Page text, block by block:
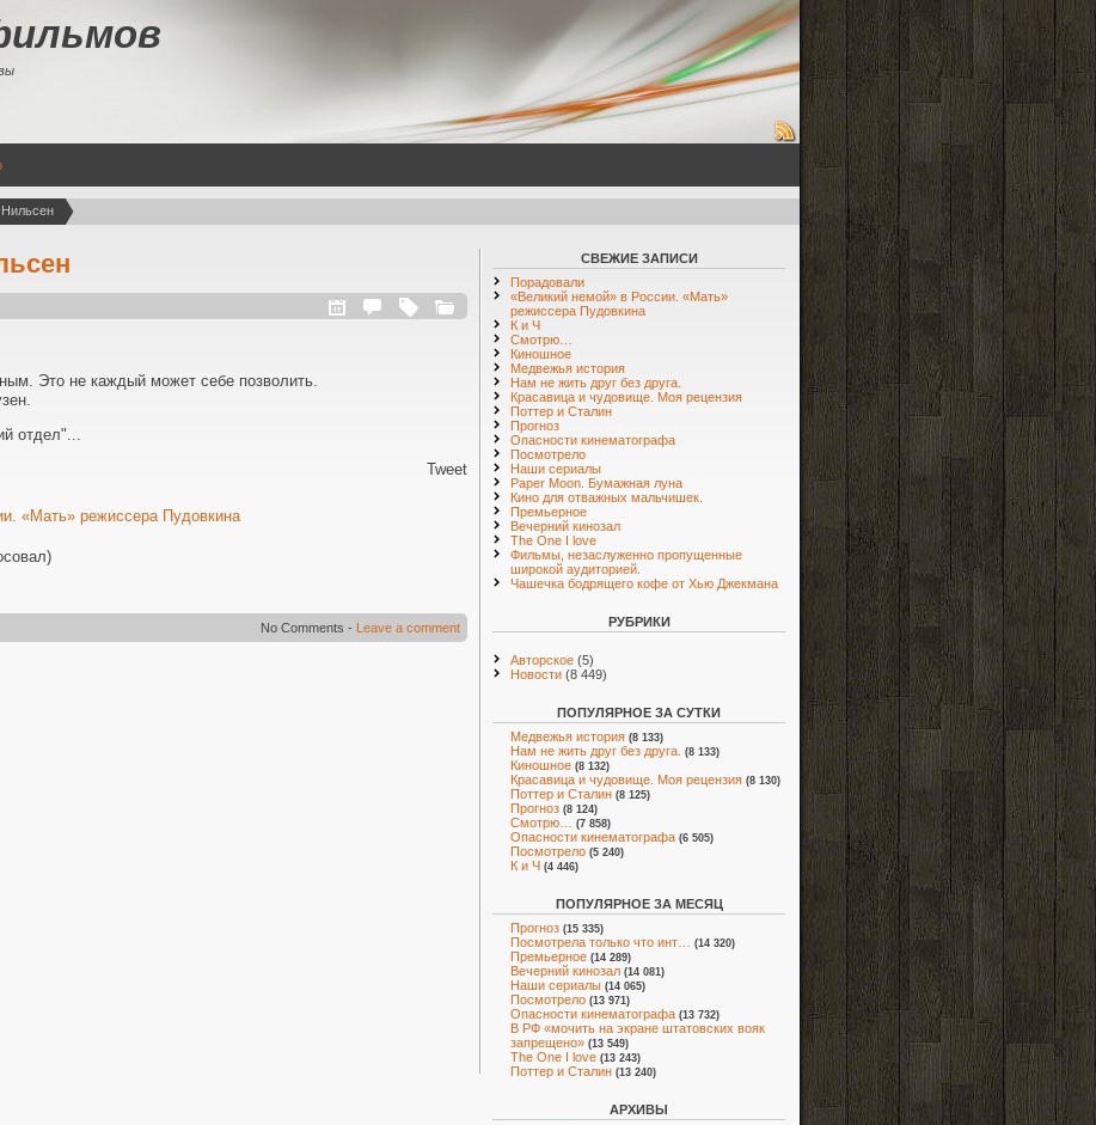
Это не каждый может себе позволить.
отдел"...
Tweet
«Мать» режиссера Пудовкина
No Comments - Leave a comment
СВЕЖИЕ ЗАПИСИ
Порадовали
«Великий немой» в России. «Мать»
режиссера Пудовкина
К и Ч
Смотрю…
Киношное
Медвежья история
Нам не жить друг без друга.
Красавица и чудовище. Моя рецензия
Поттер и Сталин
Прогноз
Опасности кинематографа
Посмотрело
Наши сериалы
Paper Moon. Бумажная луна
Кино для отважных мальчишек.
Премьерное
Вечерний кинозал
The One I love
Фильмы, незаслуженно пропущенные
широкой аудиторией.
Чашечка бодрящего кофе от Хью Джекмана
РУБРИКИ
Авторское (5)
Новости (8 449)
ПОПУЛЯРНОЕ ЗА СУТКИ
Медвежья история (8 133)
Нам не жить друг без друга. (8 133)
Киношное (8 132)
Красавица и чудовище. Моя рецензия (8 130)
Поттер и Сталин (8 125)
Прогноз (8 124)
Смотрю… (7 858)
Опасности кинематографа (6 505)
Посмотрело (5 240)
К и Ч (4 446)
ПОПУЛЯРНОЕ ЗА МЕСЯЦ
Прогноз (15 335)
Посмотрела только что инт… (14 320)
Премьерное (14 289)
Вечерний кинозал (14 081)
Наши сериалы (14 065)
Посмотрело (13 971)
Опасности кинематографа (13 732)
В РФ «мочить на экране штатовских вояк
запрещено» (13 549)
The One I love (13 243)
Поттер и Сталин (13 240)
АРХИВЫ